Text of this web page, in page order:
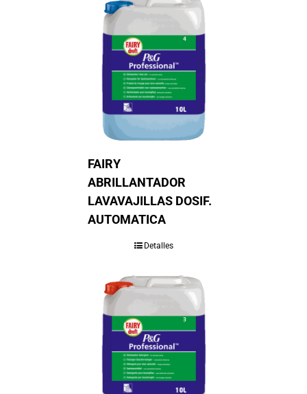
FAIRY
ABRILLANTADOR
LAVAVAJILLAS DOSIF.
AUTOMATICA
Detalles